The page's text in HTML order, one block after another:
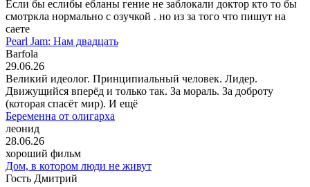
Если бы еслибы ебланы гение не заблокали доктор кто то бы
смотркла нормально с озучкой . но из за того что пишут на
саете
Pearl Jam: Нам двадцать
Barfola
29.06.26
Великий идеолог. Принципиальный человек. Лидер.
Движущийся вперёд и только так. За мораль. За доброту
(которая спасёт мир). И ещё
Беременна от олигарха
леонид
28.06.26
хороший фильм
Дом, в котором люди не живут
Гость Дмитрий